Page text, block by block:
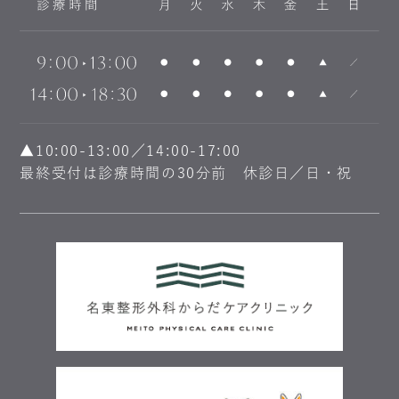
▲10:00-13:00／14:00-17:00
最終受付は診療時間の30分前 休診日／日・祝